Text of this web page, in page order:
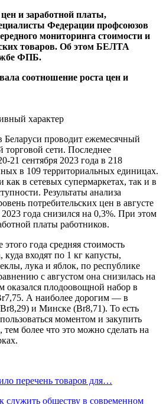
и заработной платы,
Федерации профсоюзов
мониторинга стоимости и
товаров. Об этом БЕЛТА
ФПБ.
характер
проводит ежемесячный
торговой сети. Последнее
21 сентября 2023 года в 218
в 109 территориальных единицах.
в сетевых супермаркетах, так и в
Результаты анализа
потребительских цен в августе
года снизился на 0,3%. При этом
платы работников.
этого года средняя стоимость
входят по 1 кг капусты,
лука и яблок, по республике
с августом она снизилась на
плодоовощной набор в
А наиболее дорогим — в
и Минске (Br8,71). То есть
моментом и закупить
более что это можно сделать на
перечень товаров для…
служить обществу в современном